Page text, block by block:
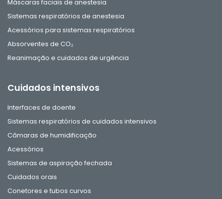
Máscaras faciais de anestesia
Sistemas respiratórios de anestesia
Acessórios para sistemas respiratórios
Absorventes de CO₂
Reanimação e cuidados de urgência
Cuidados intensivos
Interfaces de doente
Sistemas respiratórios de cuidados intensivos
Câmaras de humidificação
Acessórios
Sistemas de aspiração fechada
Cuidados orais
Conetores e tubos curvos